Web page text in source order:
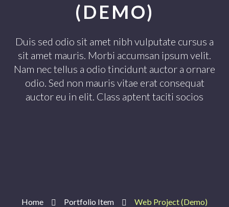
(DEMO)
Duis sed odio sit amet nibh vulputate cursus a
sit amet mauris. Morbi accumsan ipsum velit.
Nam nec tellus a odio tincidunt auctor a ornare
odio. Sed non mauris vitae erat consequat
auctor eu in elit. Class aptent taciti socios
Home Portfolio Item Web Project (Demo)